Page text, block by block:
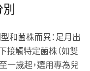
和菌株而異：足月出
接觸特定菌株（如雙
一歲起，選用專為兒